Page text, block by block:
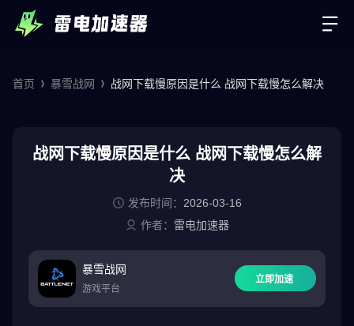
首页 暴雪战网 战网下载慢原因是什么 战网下载慢怎么解决
战网下载慢原因是什么 战网下载慢怎么解
决
发布时间： 2026-03-16
作者： 雷电加速器
暴雪战网
游戏平台
立即加速